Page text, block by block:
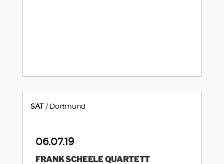
SAT Dortmund
06.07.19
FRANK SCHEELE QUARTETT